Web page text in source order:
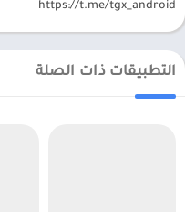
https://t.me/tgx_android
التطبيقات ذات الصلة